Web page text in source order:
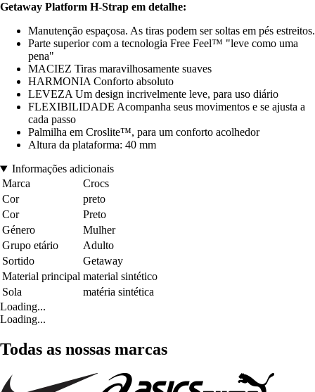
Getaway Platform H-Strap em detalhe:
Manutenção espaçosa. As tiras podem ser soltas em pés estreitos.
Parte superior com a tecnologia Free Feel™ "leve como uma
pena"
MACIEZ Tiras maravilhosamente suaves
HARMONIA Conforto absoluto
LEVEZA Um design incrivelmente leve, para uso diário
FLEXIBILIDADE Acompanha seus movimentos e se ajusta a
cada passo
Palmilha em Croslite™, para um conforto acolhedor
Altura da plataforma: 40 mm
Informações adicionais
Marca
Crocs
Cor
preto
Cor
Preto
Género
Mulher
Grupo etário
Adulto
Sortido
Getaway
Material principal material sintético
Sola
matéria sintética
Loading...
Loading...
Todas as nossas marcas